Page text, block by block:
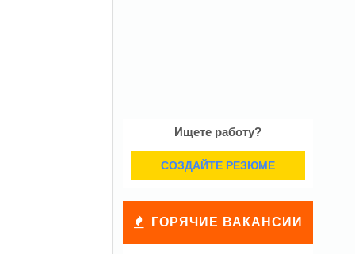
Ищете работу?
СОЗДАЙТЕ РЕЗЮМЕ
ГОРЯЧИЕ ВАКАНСИИ